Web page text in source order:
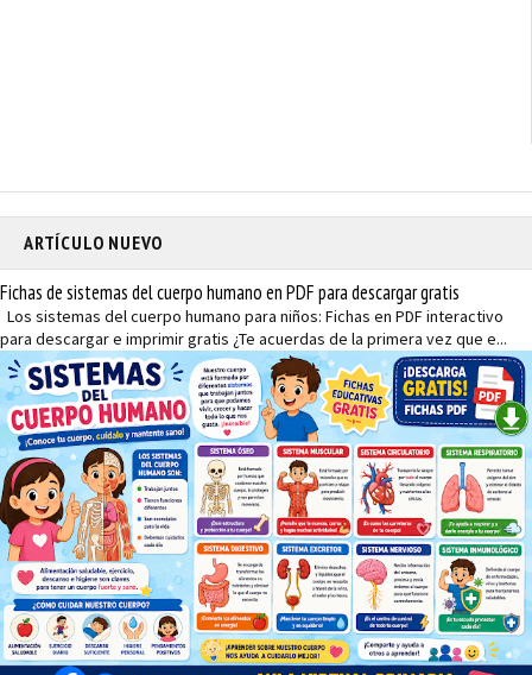
ARTÍCULO NUEVO
Fichas de sistemas del cuerpo humano en PDF para descargar gratis
Los sistemas del cuerpo humano para niños: Fichas en PDF interactivo
para descargar e imprimir gratis ¿Te acuerdas de la primera vez que e...